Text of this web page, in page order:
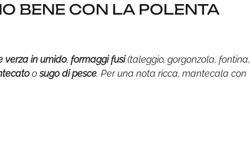
BENE CON LA POLENTA
verza in umido, formaggi fusi(taleggio, gorgonzola, fontina,
osugo di pesce. Per una nota ricca, mantecala con